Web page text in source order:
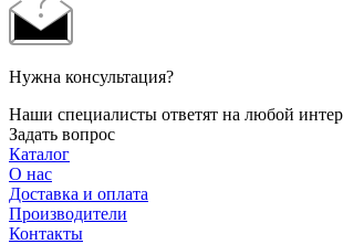
Нужна консультация?
Наши специалисты ответят на любой
Задать вопрос
Каталог
О нас
Доставка и оплата
Производители
Контакты